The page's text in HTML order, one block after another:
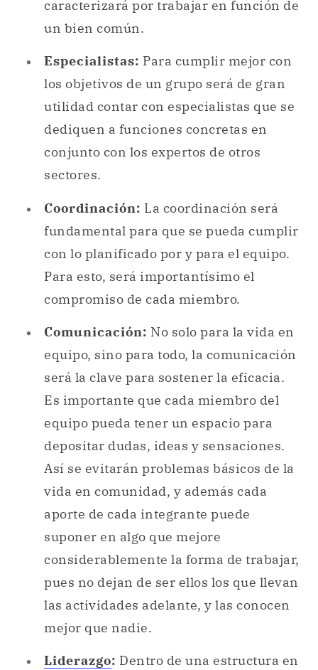
caracterizará por trabajar en función de
un bien común.
Especialistas: Para cumplir mejor con
los objetivos de un grupo será de gran
utilidad contar con especialistas que se
dediquen a funciones concretas en
conjunto con los expertos de otros
sectores.
Coordinación: La coordinación será
fundamental para que se pueda cumplir
con lo planificado por y para el equipo.
Para esto, será importantísimo el
compromiso de cada miembro.
Comunicación: No solo para la vida en
equipo, sino para todo, la comunicación
será la clave para sostener la eficacia.
Es importante que cada miembro del
equipo pueda tener un espacio para
depositar dudas, ideas y sensaciones.
Así se evitarán problemas básicos de la
vida en comunidad, y además cada
aporte de cada integrante puede
suponer en algo que mejore
considerablemente la forma de trabajar,
pues no dejan de ser ellos los que llevan
las actividades adelante, y las conocen
mejor que nadie.
Liderazgo: Dentro de una estructura en